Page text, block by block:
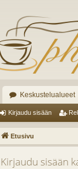
Keskustelualueet
Kirjaudu sisään
Etusivu
Kirjaudu sisään